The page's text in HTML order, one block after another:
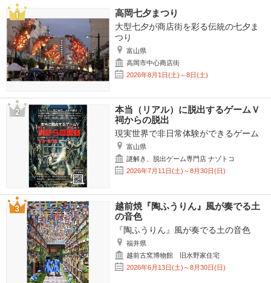
高岡七夕まつり
大型七夕が商店街を彩る伝統の七夕ま
つり
富山県
高岡市中心商店街
2026年8月1日(土)～8日(土)
本当（リアル）に脱出するゲームＶ
祠からの脱出
現実世界で非日常体験ができるゲーム
富山県
謎解き、脱出ゲーム専門店 ナゾトコ
2026年7月11日(土)～8月30日(日)
越前焼『陶ふうりん』風が奏でる土
の音色
『陶ふうりん』風が奏でる土の音色
福井県
越前古窯博物館 旧水野家住宅
2026年6月13日(土)～8月30日(日)